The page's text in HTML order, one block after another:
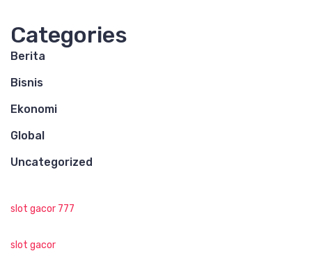
Categories
Berita
Bisnis
Ekonomi
Global
Uncategorized
slot gacor 777
slot gacor